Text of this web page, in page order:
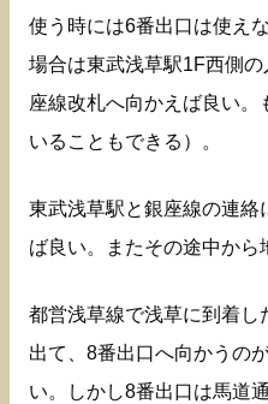
使う時には6番出口は使え
場合は東武浅草駅1F西側
座線改札へ向かえば良い
いることもできる）。
東武浅草駅と銀座線の連絡
ば良い。またその途中から
都営浅草線で浅草に到着し
出て、8番出口へ向かうの
い。しかし8番出口は馬道